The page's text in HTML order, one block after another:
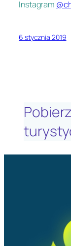
Instagram
6 stycznia 2019